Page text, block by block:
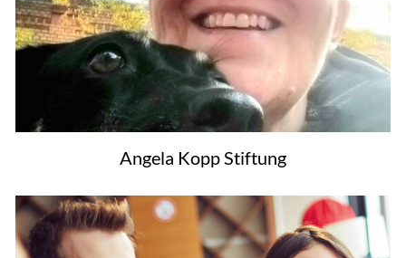
Angela Kopp Stiftung